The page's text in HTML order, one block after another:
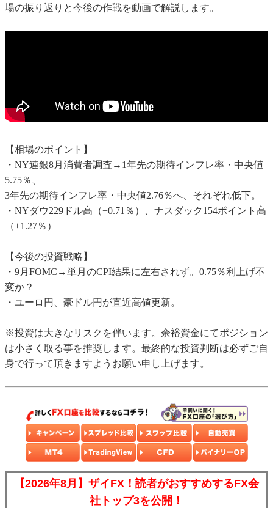
場の振り返りと今後の作戦を動画で解説します。
【相場のポイント】
・NY連銀8月消費者調査→1年先の期待インフレ率・中央値
5.75％、
3年先の期待インフレ率・中央値2.76％へ、それぞれ低下。
・NYダウ229ドル高（+0.71％）、ナスダック154ポイント高
（+1.27％）
【今後の投資戦略】
・9月FOMC→単月のCPI結果に左右されず。0.75％利上げ不
変か？
・ユーロ円、豪ドル円が直近高値更新。
※投資は大きなリスクを伴います。余裕資金にてポジション
は小さく取る事を推奨します。最終的な投資判断は必ずご自
身で行って頂きますようお願い申し上げます。
【2026年8月】ザイFX！読者がおすすめするFX会
社トップ3を公開！